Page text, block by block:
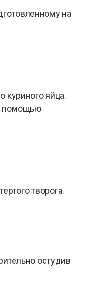
на
куриного яйца.
помощью
творога.
остудив